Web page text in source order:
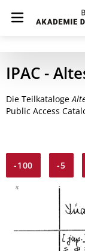
IPAC -
Die Teilkataloge
Public Access
-100 -5